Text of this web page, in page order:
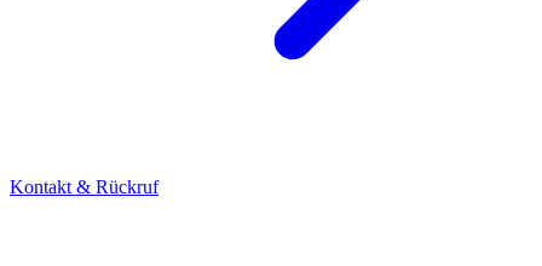
Kontakt & Rückruf